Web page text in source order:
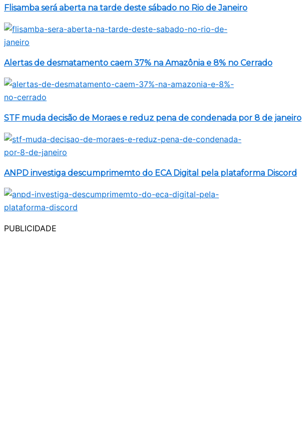
Flisamba será aberta na tarde deste sábado no Rio de Janeiro
Alertas de desmatamento caem 37% na Amazônia e 8% no Cerrado
STF muda decisão de Moraes e reduz pena de condenada por 8 de janeiro
ANPD investiga descumprimemto do ECA Digital pela plataforma Discord
PUBLICIDADE